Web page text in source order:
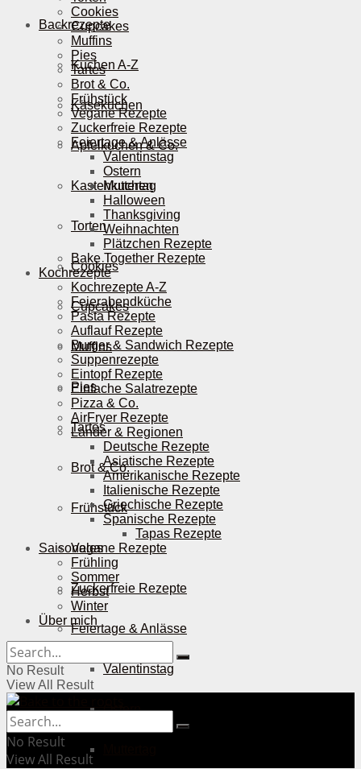
Backrezepte
Kuchen A-Z
Käsekuchen
Apfelkuchen & Co.
Kastenkuchen
Torten
Cookies
Cupcakes
Muffins
Pies
Tartes
Brot & Co.
Frühstück
Vegane Rezepte
Zuckerfreie Rezepte
Feiertage & Anlässe
Valentinstag
Ostern
Cookies
Cupcakes
Muffins
Pies
Tartes
Brot & Co.
Frühstück
Vegane Rezepte
Zuckerfreie Rezepte
Feiertage & Anlässe
Valentinstag
Ostern
Muttertag
Halloween
Thanksgiving
Weihnachten
Plätzchen Rezepte
Bake Together Rezepte
Kochrezepte
Kochrezepte A-Z
Feierabendküche
Pasta Rezepte
Auflauf Rezepte
Burger & Sandwich Rezepte
Suppenrezepte
Eintopf Rezepte
Einfache Salatrezepte
Pizza & Co.
AirFryer Rezepte
Länder & Regionen
Deutsche Rezepte
Asiatische Rezepte
Amerikanische Rezepte
Italienische Rezepte
Griechische Rezepte
Spanische Rezepte
Tapas Rezepte
Saisonales
Frühling
Sommer
Herbst
Winter
Über mich
No Result
View All Result
No Result
View All Result